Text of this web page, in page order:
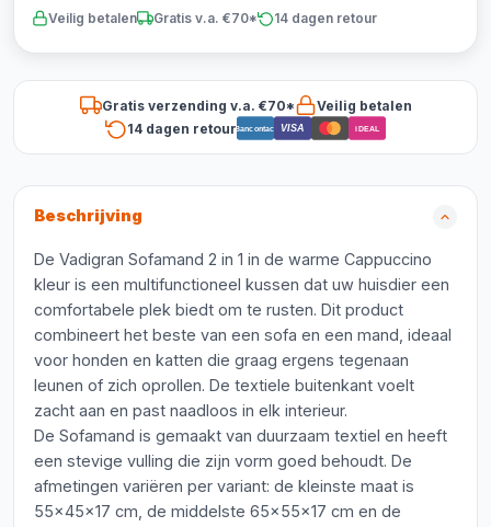
Veilig betalen Gratis v.a. €70* 14 dagen retour
Gratis verzending v.a. €70*
Veilig betalen
14 dagen retourBancontact VISA iDEAL
Beschrijving
De Vadigran Sofamand 2 in 1 in de warme Cappuccino
kleur is een multifunctioneel kussen dat uw huisdier een
comfortabele plek biedt om te rusten. Dit product
combineert het beste van een sofa en een mand, ideaal
voor honden en katten die graag ergens tegenaan
leunen of zich oprollen. De textiele buitenkant voelt
zacht aan en past naadloos in elk interieur.
De Sofamand is gemaakt van duurzaam textiel en heeft
een stevige vulling die zijn vorm goed behoudt. De
afmetingen variëren per variant: de kleinste maat is
55x45x17 cm, de middelste 65x55x17 cm en de